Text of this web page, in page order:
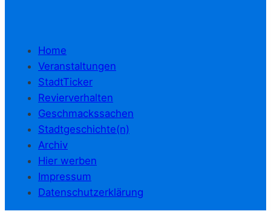
Home
Veranstaltungen
StadtTicker
Revierverhalten
Geschmackssachen
Stadtgeschichte(n)
Archiv
Hier werben
Impressum
Datenschutzerklärung